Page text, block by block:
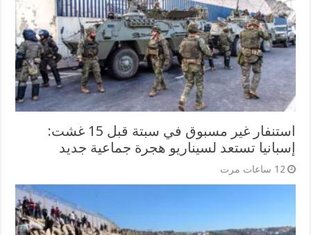
استنفار غير مسبوق في سبتة قبل 15 غشت:
إسبانيا تستعد لسيناريو هجرة جماعية جديد
12 ساعات مرت